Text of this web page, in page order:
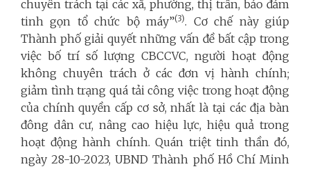
chuyên trách tại các xã, phường, thị trấn, bảo đảm
tinh gọn tổ chức bộ máy”(3). Cơ chế này giúp
Thành phố giải quyết những vấn đề bất cập trong
việc bố trí số lượng CBCCVC, người hoạt động
không chuyên trách ở các đơn vị hành chính;
giảm tình trạng quá tải công việc trong hoạt động
của chính quyền cấp cơ sở, nhất là tại các địa bàn
đông dân cư, nâng cao hiệu lực, hiệu quả trong
hoạt động hành chính. Quán triệt tinh thần đó,
ngày 28-10-2023, UBND Thành phố Hồ Chí Minh